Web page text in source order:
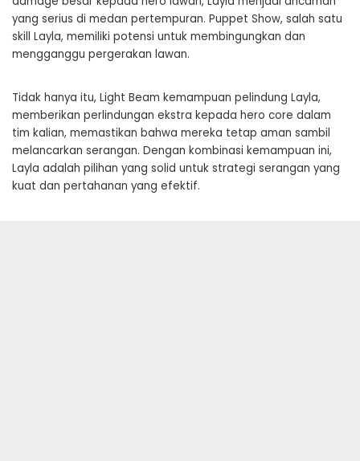
yang serius di medan pertempuran. Puppet Show, salah satu
skill Layla, memiliki potensi untuk membingungkan dan
mengganggu pergerakan lawan.
Tidak hanya itu, Light Beam kemampuan pelindung Layla,
memberikan perlindungan ekstra kepada hero core dalam
tim kalian, memastikan bahwa mereka tetap aman sambil
melancarkan serangan. Dengan kombinasi kemampuan ini,
Layla adalah pilihan yang solid untuk strategi serangan yang
kuat dan pertahanan yang efektif.